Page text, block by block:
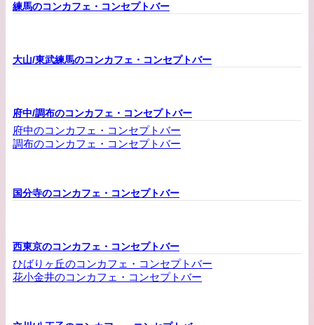
練馬のコンカフェ・コンセプトバー
大山/東武練馬のコンカフェ・コンセプトバー
府中/調布のコンカフェ・コンセプトバー
府中のコンカフェ・コンセプトバー
調布のコンカフェ・コンセプトバー
国分寺のコンカフェ・コンセプトバー
西東京のコンカフェ・コンセプトバー
ひばりヶ丘のコンカフェ・コンセプトバー
花小金井のコンカフェ・コンセプトバー